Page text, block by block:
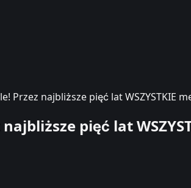
Przez najbliższe pięć lat WSZYSTKIE
pięć lat